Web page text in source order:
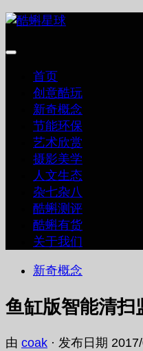
跳
内
首页
创意酷玩
新奇概念
节能环保
艺术欣赏
摄影美学
人文生态
杂七杂八
酷蝌测评
酷蝌有货
关于我们
新奇概念
鱼缸版智能清扫
由 coak · 发布日期